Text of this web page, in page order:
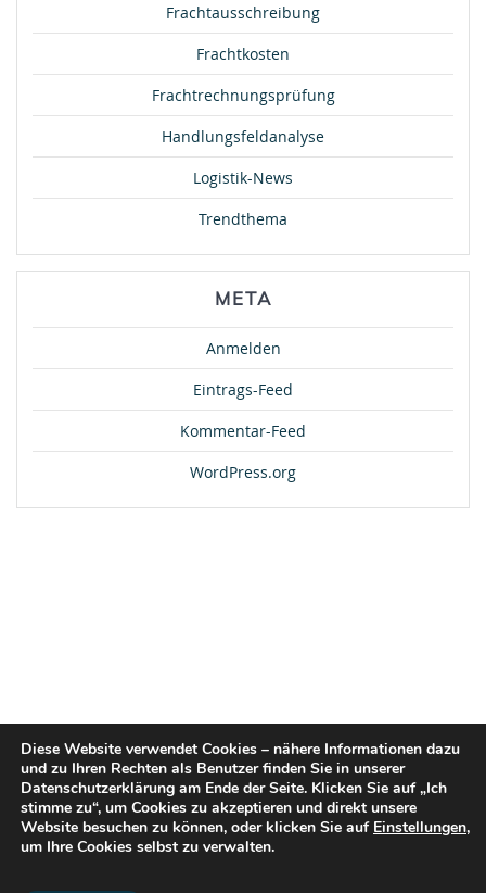
Frachtausschreibung
Frachtkosten
Frachtrechnungsprüfung
Handlungsfeldanalyse
Logistik-News
Trendthema
META
Anmelden
Eintrags-Feed
Kommentar-Feed
WordPress.org
Diese Website verwendet Cookies – nähere Informationen dazu
und zu Ihren Rechten als Benutzer finden Sie in unserer
Datenschutzerklärung am Ende der Seite. Klicken Sie auf „Ich
stimme zu“, um Cookies zu akzeptieren und direkt unsere
Website besuchen zu können, oder klicken Sie auf Einstellungen,
um Ihre Cookies selbst zu verwalten.